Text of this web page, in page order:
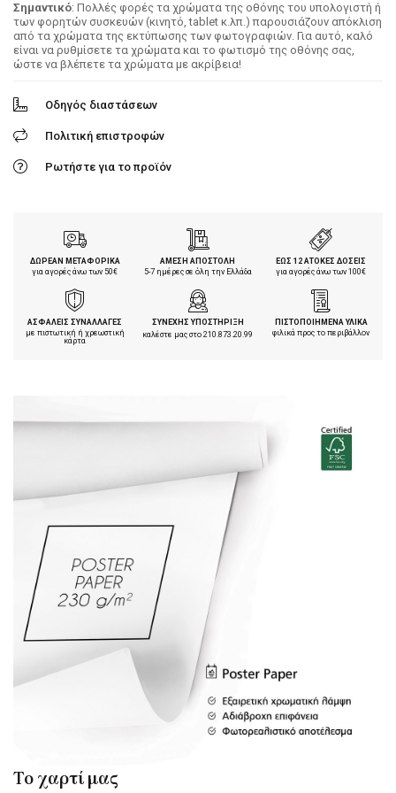
Σημαντικό: Πολλές φορές τα χρώματα της οθόνης του υπολογιστή ή
των φορητών συσκευών (κινητό, tablet κ.λπ.) παρουσιάζουν απόκλιση
από τα χρώματα της εκτύπωσης των φωτογραφιών. Για αυτό, καλό
είναι να ρυθμίσετε τα χρώματα και το φωτισμό της οθόνης σας,
ώστε να βλέπετε τα χρώματα με ακρίβεια!
Οδηγός διαστάσεων
Πολιτική επιστροφών
Ρωτήστε για το προϊόν
ΔΩΡΕΑΝ ΜΕΤΑΦΟΡΙΚΑ
για αγορές άνω των 50€
ΑΜΕΣΗ ΑΠΟΣΤΟΛΗ
5-7 ημέρες σε όλη την Ελλάδα
ΕΩΣ 12 ΑΤΟΚΕΣ ΔΟΣΕΙΣ
για αγορές άνω των 100€
ΑΣΦΑΛΕΙΣ ΣΥΝΑΛΛΑΓΕΣ
με πιστωτική ή χρεωστική
κάρτα
ΣΥΝΕΧΗΣ ΥΠΟΣΤΗΡΙΞΗ
καλέστε μας στο210.873.20.99
ΠΙΣΤΟΠΟΙΗΜΕΝΑ ΥΛΙΚΑ
φιλικά προς το περιβάλλον
Το χαρτί μας